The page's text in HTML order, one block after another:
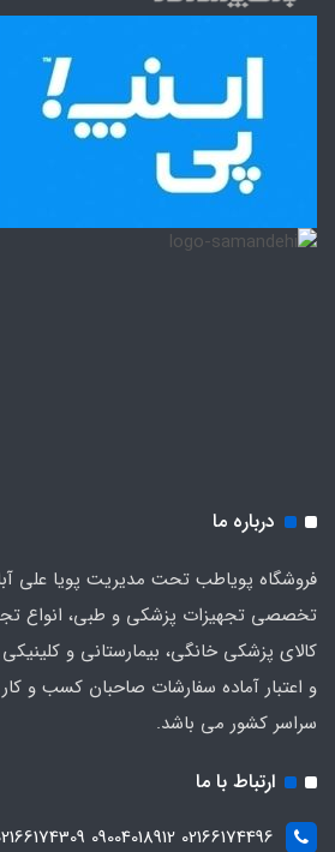
درباره ما
فروشگاه پویاطب تحت مدیریت پویا علی
تخصصی تجهیزات پزشکی و طبی، انواع
و اعتبار آماده سفارشات صاحبان کسب و
سراسر کشور می باشد.
ارتباط با ما
02166174496 09004018912 02166174309